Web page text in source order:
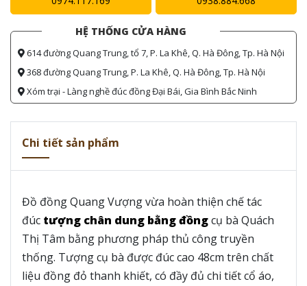
HỆ THỐNG CỬA HÀNG
614 đường Quang Trung, tổ 7, P. La Khê, Q. Hà Đông, Tp. Hà Nội
368 đường Quang Trung, P. La Khê, Q. Hà Đông, Tp. Hà Nội
Xóm trại - Làng nghề đúc đồng Đại Bái, Gia Bình Bắc Ninh
Chi tiết sản phẩm
Đồ đồng Quang Vượng vừa hoàn thiện chế tác
đúc tượng chân dung bằng đồngcụ bà Quách
Thị Tâm bằng phương pháp thủ công truyền
thống. Tượng cụ bà được đúc cao 48cm trên chất
liệu đồng đỏ thanh khiết, có đầy đủ chi tiết cổ áo,